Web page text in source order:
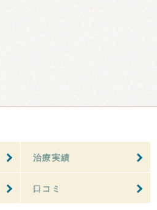
治療実績
口コミ